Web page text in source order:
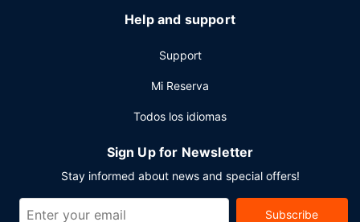
Help and support
Support
Mi Reserva
Todos los idiomas
Sign Up for Newsletter
Stay informed about news and special offers!
Subscribe